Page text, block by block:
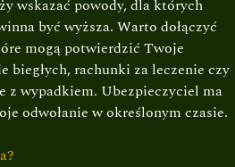
wskazać powody, dla których
być wyższa. Warto dołączyć
mogą potwierdzić Twoje
biegłych, rachunki za leczenie czy
z wypadkiem. Ubezpieczyciel ma
odwołanie w określonym czasie.